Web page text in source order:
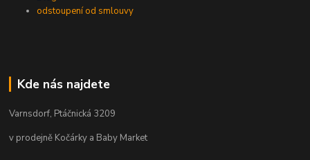
odstoupení od smlouvy
Kde nás najdete
Varnsdorf, Ptáčnická 3209
v prodejně Kočárky a Baby Market